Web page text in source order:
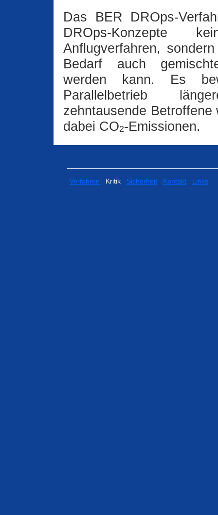
Das BER DROps-
DROps-Konzepte
Anflugverfahren,
Bedarf auch
werden kann. Es
Parallelbetrieb
zehntausende
dabei CO2‑Emissionen.
Verfahren Kritik Sicherheit Kontakt Links